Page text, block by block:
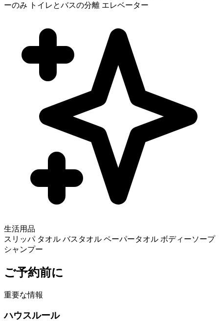
ーのみ
トイレとバスの分離 エレベーター
生活用品
スリッパ タオル バスタオル ペーパータオル ボディーソープ
シャンプー
ご予約前に
重要な情報
ハウスルール